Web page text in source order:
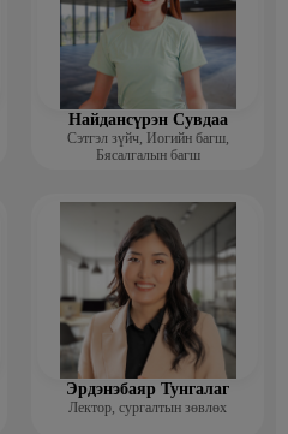
Найдансүрэн Сувдаа
Сэтгэл зүйч, Иогийн багш,
Бясалгалын багш
Эрдэнэбаяр Тунгалаг
Лектор, сургалтын зөвлөх